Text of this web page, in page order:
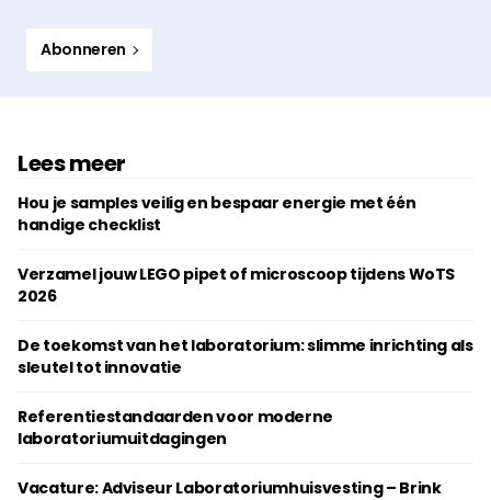
Abonneren
Lees meer
Hou je samples veilig en bespaar energie met één
handige checklist
Verzamel jouw LEGO pipet of microscoop tijdens WoTS
2026
De toekomst van het laboratorium: slimme inrichting als
sleutel tot innovatie
Referentiestandaarden voor moderne
laboratoriumuitdagingen
Vacature: Adviseur Laboratoriumhuisvesting – Brink